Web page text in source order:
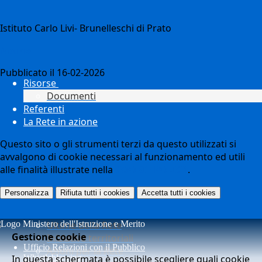
Risorse
Documenti
Referenti
La Rete in azione
Ultime della Rete
Iniziative territoriali
Azioni per la Rete
Istituto Carlo Livi- Brunelleschi di Prato
Pubblicato il 16-02-2026
Questo sito o gli strumenti terzi da questo utilizzati si
avvalgono di cookie necessari al funzionamento ed utili
alle finalità illustrate nella
.
Personalizza Rifiuta tutti i cookies Accetta tutti i cookies
Gestione cookie
In questa schermata è possibile scegliere quali cookie
Ufficio Relazioni con il Pubblico
Whistleblowing